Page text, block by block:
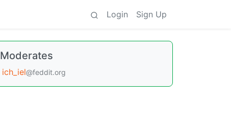
Login Sign Up
Moderates
ich_iel@feddit.org